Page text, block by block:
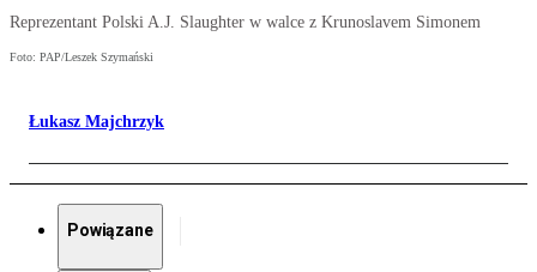
Reprezentant Polski A.J. Slaughter w walce z Krunoslavem Simonem
Foto: PAP/Leszek Szymański
Łukasz Majchrzyk
Powiązane